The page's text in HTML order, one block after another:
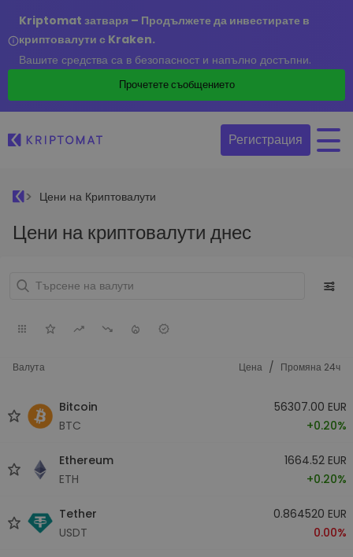
Kriptomat затваря – Продължете да инвестирате в
криптовалути с Kraken.
Вашите средства са в безопасност и напълно достъпни.
Прочетете съобщението
Регистрация
Цени на Криптовалути
Цени на криптовалути днес
Валута Цена / Промяна 24ч
Bitcoin
BTC
56307.00 EUR
+0.20%
Ethereum
ETH
1664.52 EUR
+0.20%
Tether
USDT
0.864520 EUR
0.00%